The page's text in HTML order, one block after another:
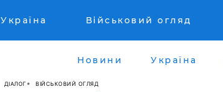
Україна Військовий огляд
Новини Україна
ДІАЛОГ ВІЙСЬКОВИЙ ОГЛЯД